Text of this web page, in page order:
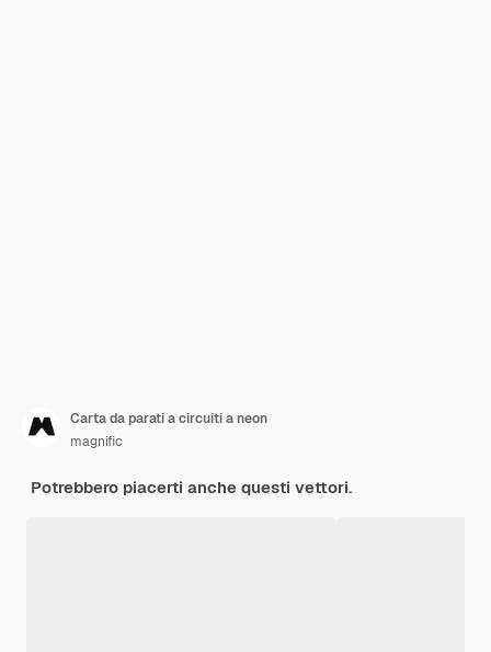
Carta da parati a circuiti a neon
magnific
Potrebbero piacerti anche questi vettori.